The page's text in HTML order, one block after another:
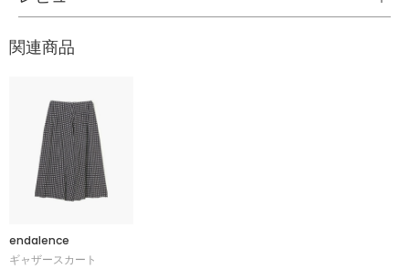
関連商品
endalence
ギャザースカート